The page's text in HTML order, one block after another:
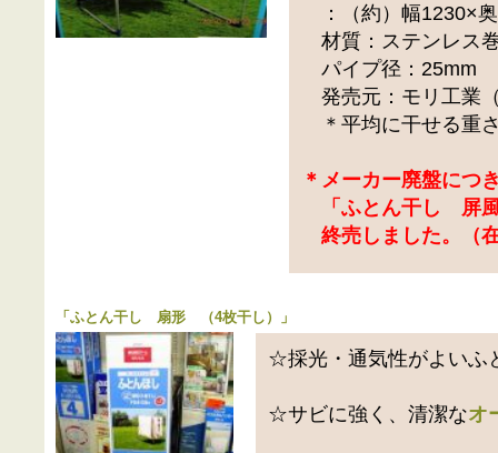
：（約）幅1230×
材質：ステンレス
パイプ径：25mm
発売元：モリ工業
＊平均に干せる重
＊メーカー廃盤につ
「ふとん干し 屏
終売しました。（
「 ふとん干し 扇形 （4枚干し） 」
☆採光・通気性がよいふ
☆サビに強く、清潔なオ